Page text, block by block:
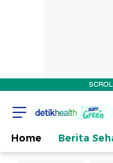
Home Berita